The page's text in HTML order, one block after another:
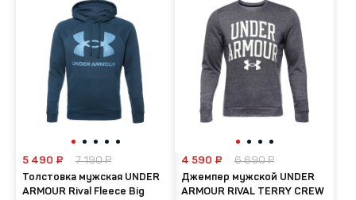
Толстовка мужская UNDER
ARMOUR Rival Fleece Big
5 490 ₽ 7 190 ₽
Джемпер мужской UNDER
ARMOUR RIVAL TERRY CREW
4 590 ₽ 6 690 ₽